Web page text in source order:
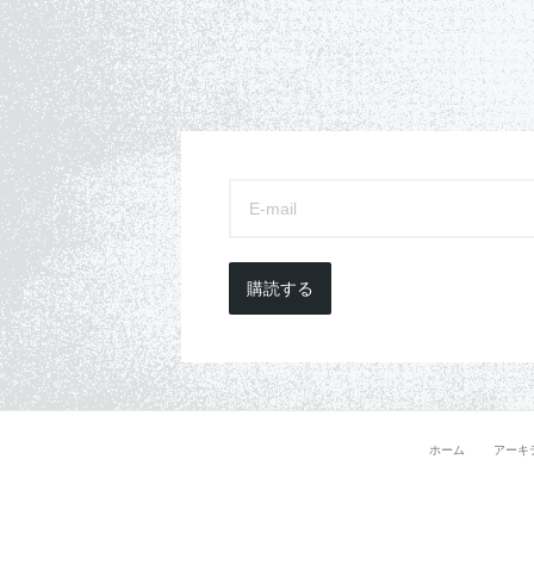
購読する
ホーム アーキ